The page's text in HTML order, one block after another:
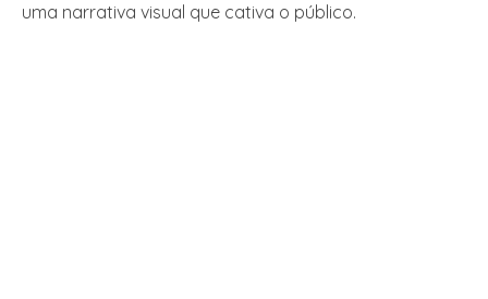
uma narrativa visual que cativa o público.